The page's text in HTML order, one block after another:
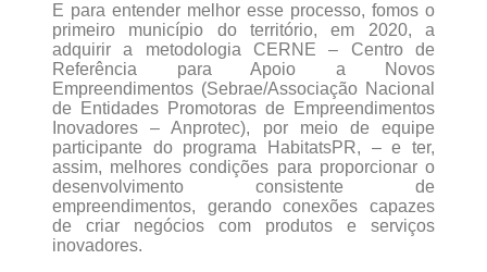
E para entender melhor esse processo, fomos o
primeiro município do território, em 2020, a
adquirir a metodologia CERNE – Centro de
Referência para Apoio a Novos
Empreendimentos (Sebrae/Associação Nacional
de Entidades Promotoras de Empreendimentos
Inovadores – Anprotec), por meio de equipe
participante do programa HabitatsPR, – e ter,
assim, melhores condições para proporcionar o
desenvolvimento consistente de
empreendimentos, gerando conexões capazes
de criar negócios com produtos e serviços
inovadores.